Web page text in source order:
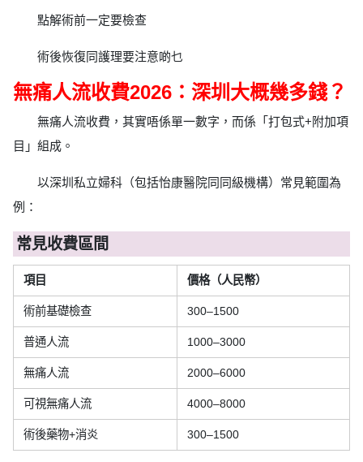
點解術前一定要檢查
術後恢復同護理要注意啲乜
無痛人流收費2026：深圳大概幾多錢？
無痛人流收費，其實唔係單一數字，而係「打包式+附加項
目」組成。
以深圳私立婦科（包括怡康醫院同同級機構）常見範圍為
例：
常見收費區間
項目 價格（人民幣）
術前基礎檢查 300–1500
普通人流 1000–3000
無痛人流 2000–6000
可視無痛人流 4000–8000
術後藥物+消炎 300–1500